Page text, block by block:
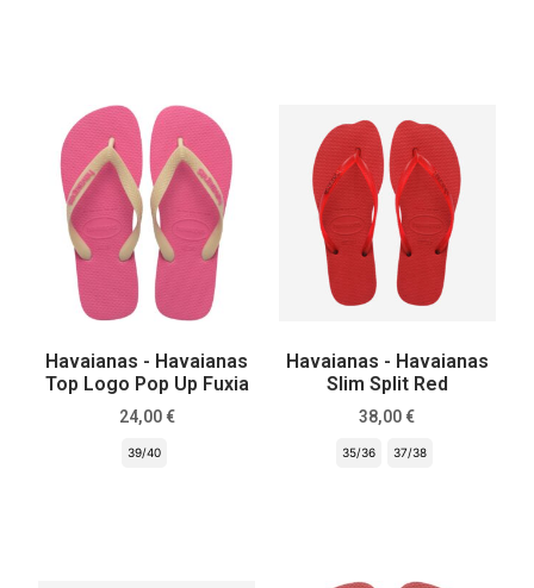
Havaianas - Havaianas
Top Logo Pop Up Fuxia
24,00 €
39/40
Havaianas - Havaianas
Slim Split Red
38,00 €
35/36 37/38